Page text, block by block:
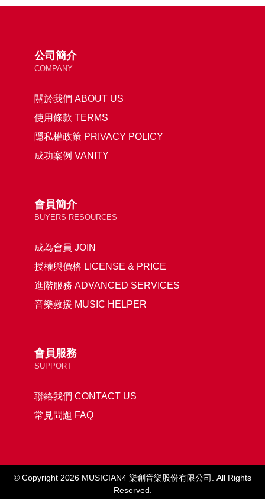
公司簡介
COMPANY
關於我們 ABOUT US
使用條款 TERMS
隱私權政策 PRIVACY POLICY
成功案例 VANITY
會員簡介
BUYERS RESOURCES
成為會員 JOIN
授權與價格 LICENSE & PRICE
進階服務 ADVANCED SERVICES
音樂救援 MUSIC HELPER
會員服務
SUPPORT
聯絡我們 CONTACT US
常見問題 FAQ
© Copyright 2026 MUSICIAN4 樂創音樂股份有限公司. All Rights
Reserved.